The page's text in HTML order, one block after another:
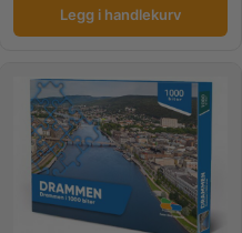
Legg i handlekurv